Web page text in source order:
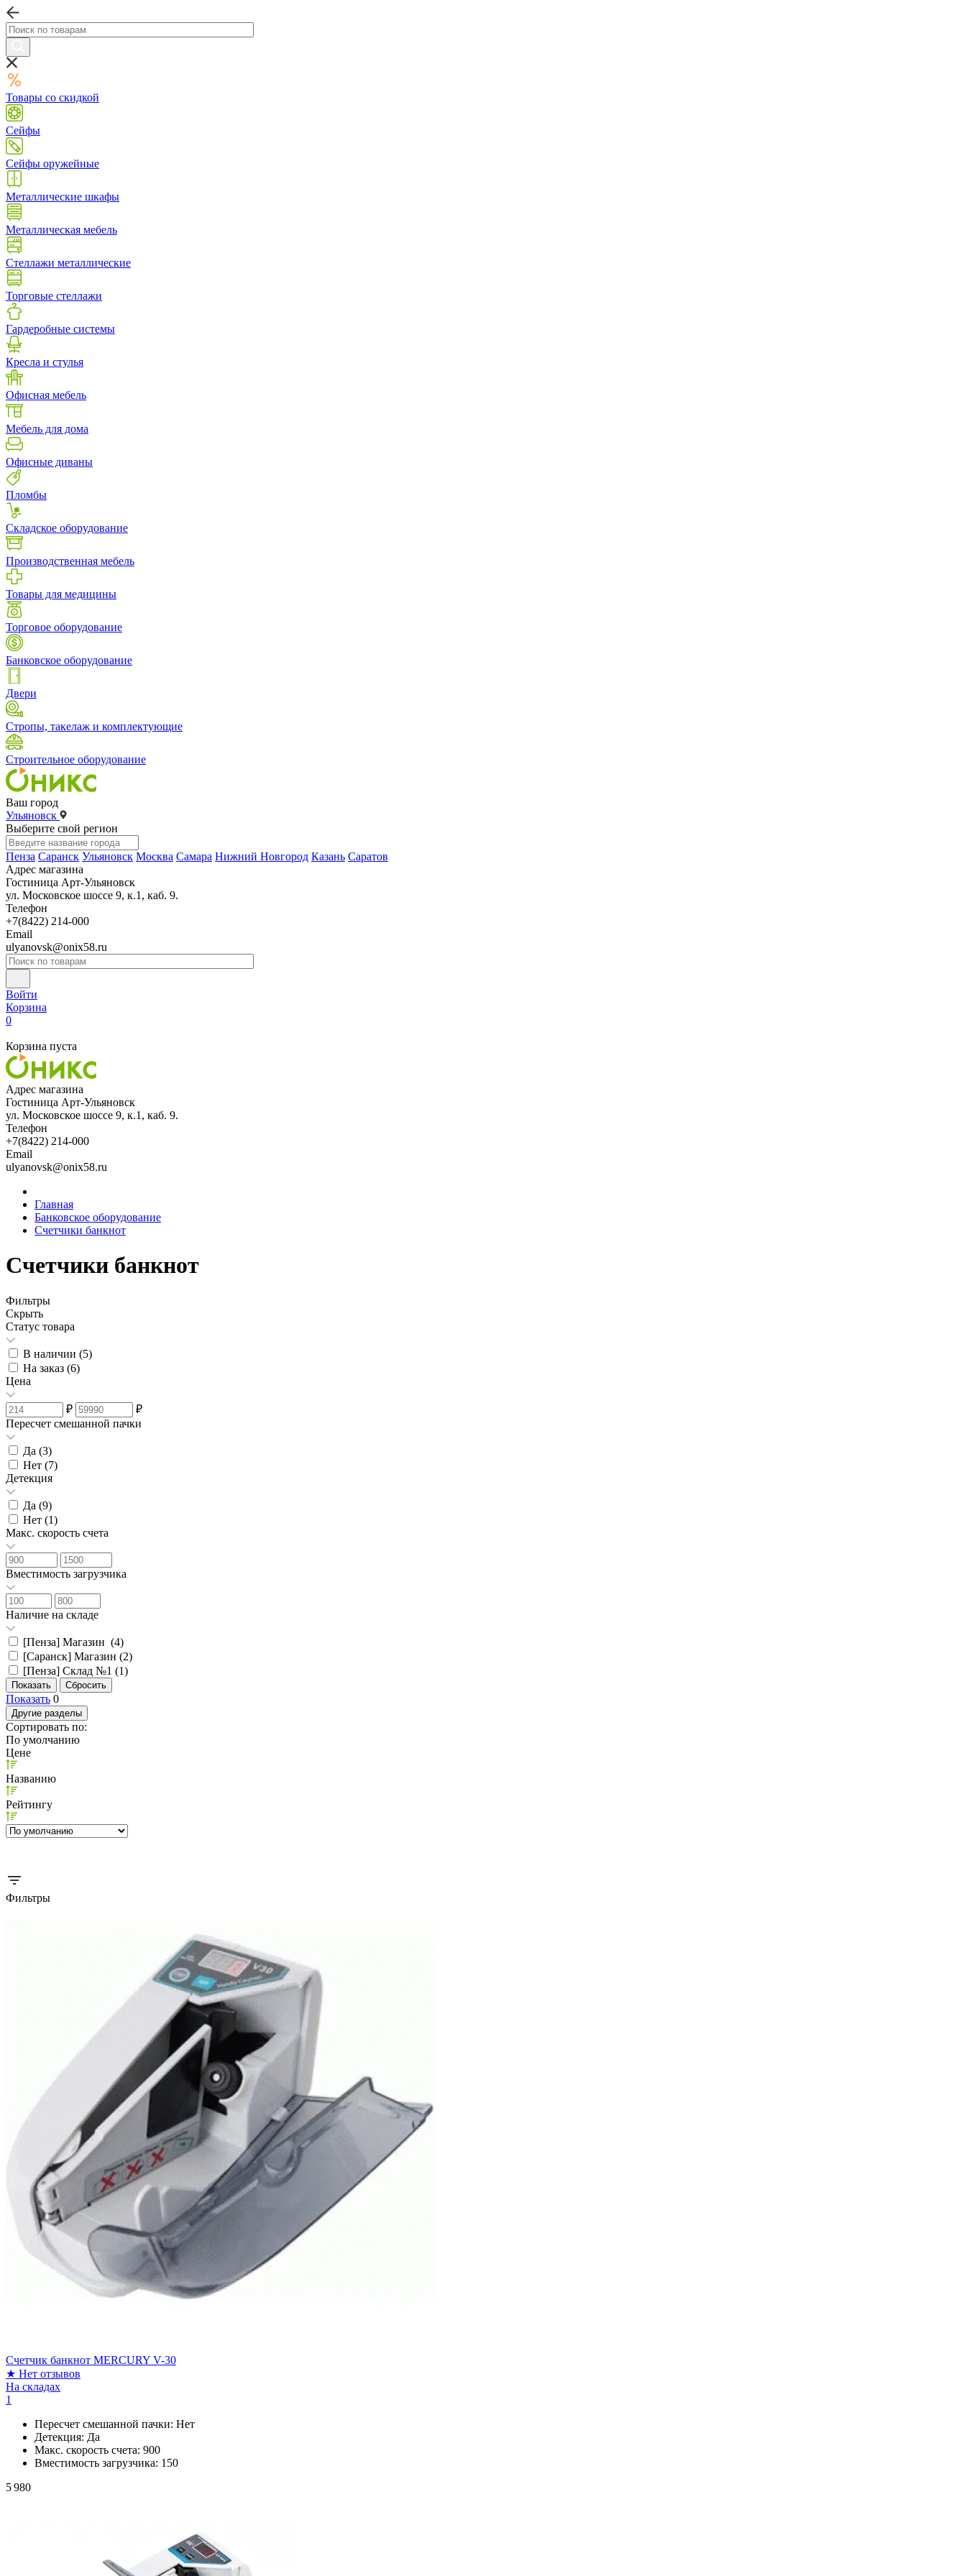
Товары со скидкой
Сейфы
Сейфы оружейные
Металлические шкафы
Металлическая мебель
Стеллажи металлические
Торговые стеллажи
Гардеробные системы
Кресла и стулья
Офисная мебель
Мебель для дома
Офисные диваны
Пломбы
Складское оборудование
Производственная мебель
Товары для медицины
Торговое оборудование
Банковское оборудование
Двери
Стропы, такелаж и комплектующие
Строительное оборудование
Ваш город
Ульяновск
Выберите свой регион
Пенза Саранск Ульяновск Москва Самара Нижний Новгород Казань Саратов
Адрес магазина
Гостиница Арт-Ульяновск
ул. Московское шоссе 9, к.1, каб. 9.
Телефон
+7(8422) 214-000
Email
ulyanovsk@onix58.ru
Войти
Корзина
0
Корзина пуста
Адрес магазина
Гостиница Арт-Ульяновск
ул. Московское шоссе 9, к.1, каб. 9.
Телефон
+7(8422) 214-000
Email
ulyanovsk@onix58.ru
Главная
Банковское оборудование
Счетчики банкнот
Счетчики банкнот
Фильтры
Скрыть
Статус товара
В наличии (5)
На заказ (6)
Цена
₽
₽
Пересчет смешанной пачки
Да (3)
Нет (7)
Детекция
Да (9)
Нет (1)
Макс. скорость счета
Вместимость загрузчика
Наличие на складе
[Пенза] Магазин (4)
[Саранск] Магазин (2)
[Пенза] Склад №1 (1)
Показать 0
Другие разделы
Сортировать по:
По умолчанию
Цене
Названию
Рейтингу
Фильтры
Счетчик банкнот MERCURY V-30
★ Нет отзывов
На складах
1
Пересчет смешанной пачки: Нет
Детекция: Да
Макс. скорость счета: 900
Вместимость загрузчика: 150
5 980